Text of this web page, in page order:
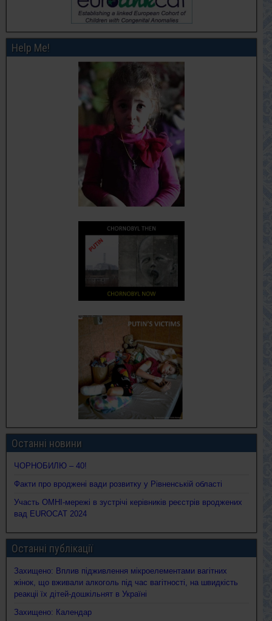
Help Me!
Останні новини
ЧОРНОБИЛЮ – 40!
Факти про вроджені вади розвитку у Рівненській області
Участь ОМНІ-мережі в зустрічі керівників реєстрів вроджених
вад EUROCAT 2024
Останні публікації
Захищено: Вплив підживлення мікроелементами вагітних
жінок, що вживали алкоголь під час вагітності, на швидкість
реакціі їх дітей-дошкільнят в Україні
Захищено: Календар